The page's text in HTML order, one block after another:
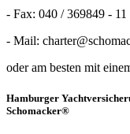
- Fax: 040 / 369849 - 11
- Mail:
oder am besten mit
Hamburger
Schomacker®